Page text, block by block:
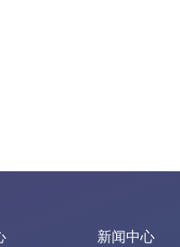
新闻中心